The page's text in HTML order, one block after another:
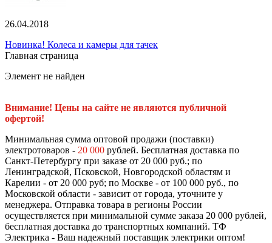
26.04.2018
Новинка! Колеса и камеры для тачек
Главная страница
Элемент не найден
Внимание! Цены на сайте не являются публичной
офертой!
Минимальная сумма оптовой продажи (поставки)
электротоваров - 20 000 рублей. Бесплатная доставка по
Санкт-Петербургу при заказе от 20 000 руб.; по
Ленинградской, Псковской, Новгородской областям и
Карелии - от 20 000 руб; по Москве - от 100 000 руб., по
Московской области - зависит от города, уточните у
менеджера. Отправка товара в регионы России
осуществляется при минимальной сумме заказа 20 000 рублей,
бесплатная доставка до транспортных компаний. ТФ
Электрика - Ваш надежный поставщик электрики оптом!